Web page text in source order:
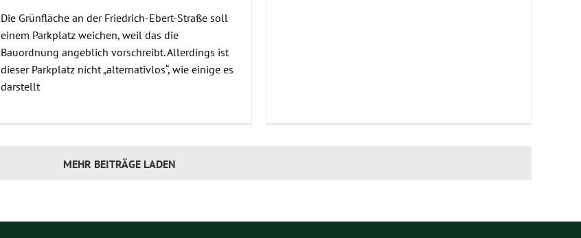
Die Grünfläche an der Friedrich-Ebert-Straße soll
einem Parkplatz weichen, weil das die
Bauordnung angeblich vorschreibt. Allerdings ist
dieser Parkplatz nicht „alternativlos“, wie einige es
darstellt
MEHR BEITRÄGE LADEN